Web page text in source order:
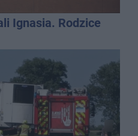
Ignasia. Rodzice